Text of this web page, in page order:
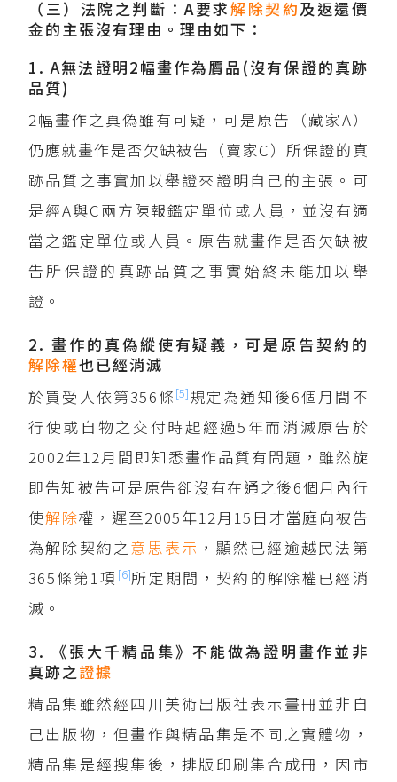
（三）法院之判斷：A要求解除契約及返還價
金的主張沒有理由。理由如下：
1. A無法證明2幅畫作為贗品(沒有保證的真跡
品質)
2幅畫作之真偽雖有可疑，可是原告（藏家A）
仍應就畫作是否欠缺被告（賣家C）所保證的真
跡品質之事實加以舉證來證明自己的主張。可
是經A與C兩方陳報鑑定單位或人員，並沒有適
當之鑑定單位或人員。原告就畫作是否欠缺被
告所保證的真跡品質之事實始終未能加以舉
證。
2. 畫作的真偽縱使有疑義，可是原告契約的
解除權也已經消滅
於買受人依第356條 [5]規定為通知後6個月間不
行使或自物之交付時起經過5年而消滅原告於
2002年12月間即知悉畫作品質有問題，雖然旋
即告知被告可是原告卻沒有在通之後6個月內行
使解除權，遲至2005年12月15日才當庭向被告
為解除契約之 意思表示 ，顯然已經逾越民法第
365條第1項 [6]所定期間，契約的解除權已經消
滅。
3. 《張大千精品集》不能做為證明畫作並非
真跡之證據
精品集雖然經四川美術出版社表示畫冊並非自
己出版物，但畫作與精品集是不同之實體物，
精品集是經搜集後，排版印刷集合成冊，因市